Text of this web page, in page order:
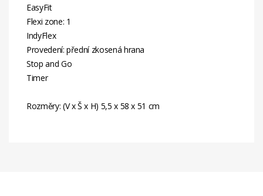
EasyFit
Flexi zone: 1
IndyFlex
Provedení: přední zkosená hrana
Stop and Go
Timer
Rozměry: (V x Š x H) 5,5 x 58 x 51 cm